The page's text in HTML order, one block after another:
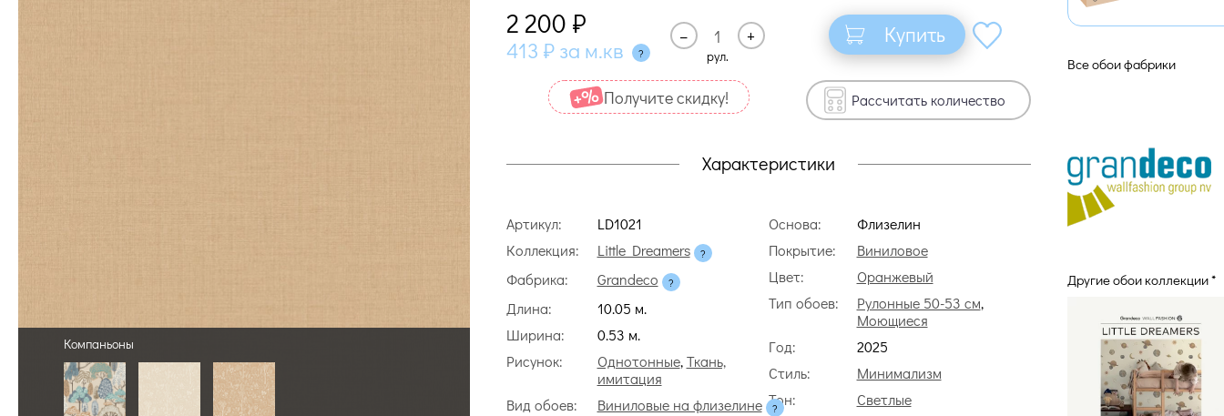
Компаньоны
2 200 ₽
413 ₽ за м.кв
–
рул.
+ Купить
Получите cкидку! Рассчитать количество
Характеристики
Артикул:
LD1021
Коллекция:
Little Dreamers
Фабрика:
Grandeco
Длина:
10.05 м.
Ширина:
0.53 м.
Рисунок:
Однотонные,Ткань,
имитация
Вид обоев:
Виниловые на флизелине
Основа:
Флизелин
Покрытие:
Виниловое
Цвет:
Оранжевый
Тип обоев:
Рулонные 50-53 см,
Моющиеся
Год:
2025
Стиль:
Минимализм
Тон:
Светлые
Все обои фабрики
Другие обои коллекции *